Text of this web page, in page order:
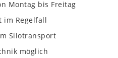
Montag bis Freitag
im Regelfall
Silotransport
möglich